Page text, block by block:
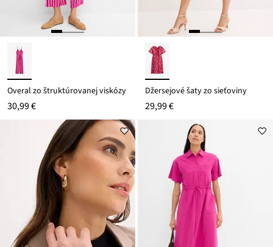
Overal zo štruktúrovanej viskózy
30,99 €
Džersejové šaty zo sieťoviny
29,99 €